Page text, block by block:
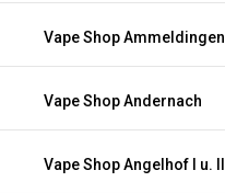
Vape Shop Ammeldingen
Vape Shop Andernach
Vape Shop Angelhof I u. II